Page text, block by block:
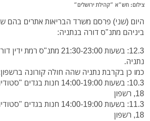
צילום: חש״א ״קהילת ירושלים״
היום (שני) פרסם משרד הבריאות אתרים בהם
ביניהם מתנ"ס דורה בנתניה:
נתניה.
כמו כן בקרבת נתניה שהה חולה קורונה
10.3: בשעות 14:00-19:00
18, רשפון
11.3: בשעות 14:00-19:00
18, רשפון